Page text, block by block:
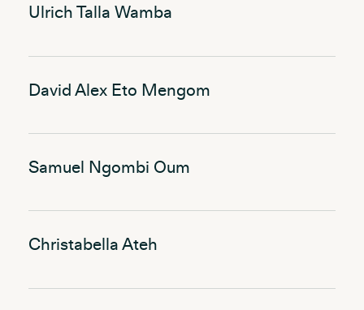
Ulrich Talla Wamba
David Alex Eto Mengom
Samuel Ngombi Oum
Christabella Ateh